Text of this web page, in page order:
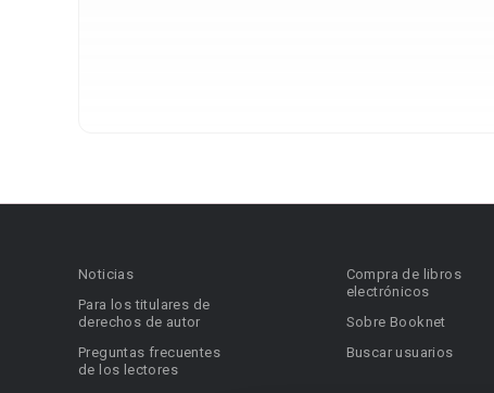
Noticias
Para los titulares de
derechos de autor
Preguntas frecuentes
de los lectores
Compra de libros
electrónicos
Sobre Booknet
Buscar usuarios